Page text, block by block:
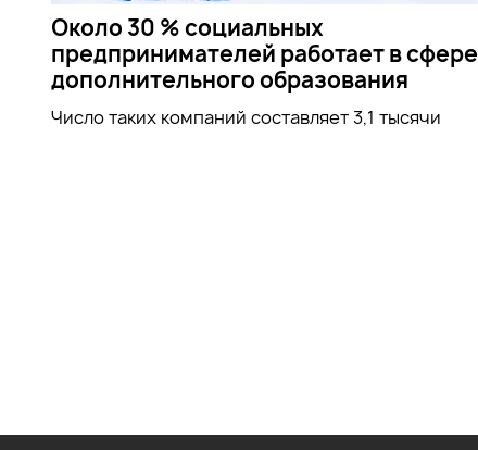
Около 30 % социальных
предпринимателей работает в сфере
дополнительного образования
Число таких компаний составляет 3,1 тысячи